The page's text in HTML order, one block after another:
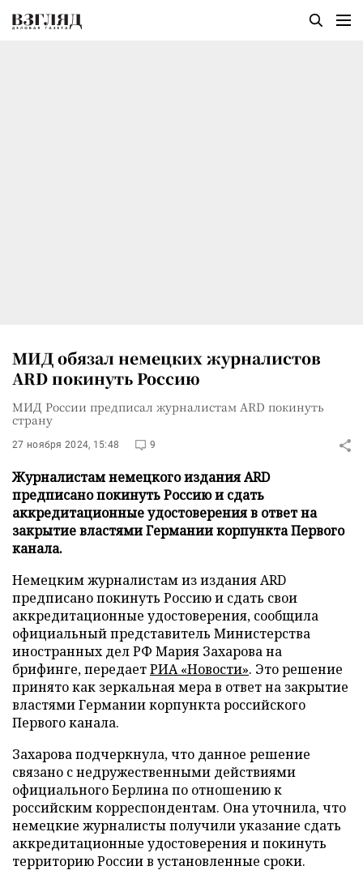
МИД обязал немецких журналистов
ARD покинуть Россию
МИД России предписал журналистам ARD покинуть
страну
27 ноября 2024, 15:48 9
Журналистам немецкого издания ARD
предписано покинуть Россию и сдать
аккредитационные удостоверения в ответ на
закрытие властями Германии корпункта Первого
канала.
Немецким журналистам из издания ARD
предписано покинуть Россию и сдать свои
аккредитационные удостоверения, сообщила
официальный представитель Министерства
иностранных дел РФ Мария Захарова на
брифинге, передаетРИА «Новости». Это решение
принято как зеркальная мера в ответ на закрытие
властями Германии корпункта российского
Первого канала.
Захарова подчеркнула, что данное решение
связано с недружественными действиями
официального Берлина по отношению к
российским корреспондентам. Она уточнила, что
немецкие журналисты получили указание сдать
аккредитационные удостоверения и покинуть
территорию России в установленные сроки.